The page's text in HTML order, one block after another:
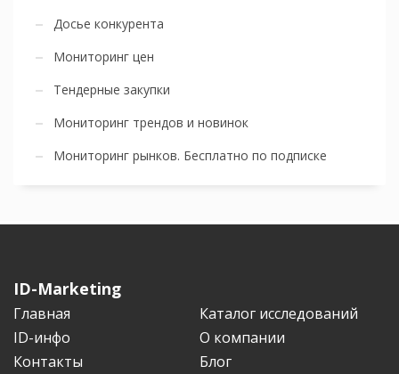
Досье конкурента
Мониторинг цен
Тендерные закупки
Мониторинг трендов и новинок
Мониторинг рынков. Бесплатно по подписке
ID-Marketing
Главная
Каталог исследований
ID-инфо
О компании
Контакты
Блог